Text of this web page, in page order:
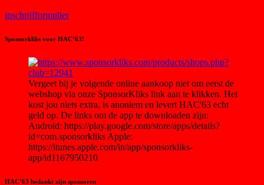
inschrijfformulier
Sponsorkliks voor HAC’63!
Vergeet bij je volgende online aankoop niet om eerst de
webshop via onze SponsorKliks link aan te klikken. Het
kost jou niets extra, is anoniem en levert HAC'63 echt
geld op. De links om de app te downloaden zijn:
Android: https://play.google.com/store/apps/details?
id=com.sponsorkliks Apple:
https://itunes.apple.com/in/app/sponsorkliks-
app/id1167950210
HAC’63 bedankt zijn sponsoren